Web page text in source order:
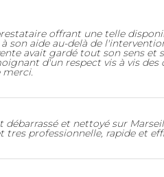
offrant une telle
son aide au-delà de
avait gardé tout son sens
d'un respect vis à vis
merci.
et nettoyé sur
tres professionnelle, rapide et